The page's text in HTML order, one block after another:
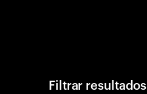
Filtrar resultados